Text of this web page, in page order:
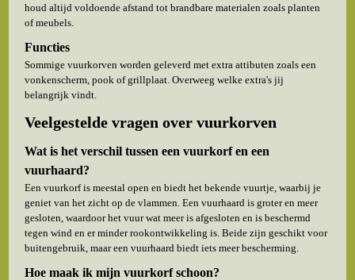
houd altijd voldoende afstand tot brandbare materialen zoals planten
of meubels.
Functies
Sommige vuurkorven worden geleverd met extra attibuten zoals een
vonkenscherm, pook of grillplaat. Overweeg welke extra's jij
belangrijk vindt.
Veelgestelde vragen over vuurkorven
Wat is het verschil tussen een vuurkorf en een
vuurhaard?
Een vuurkorf is meestal open en biedt het bekende vuurtje, waarbij je
geniet van het zicht op de vlammen. Een vuurhaard is groter en meer
gesloten, waardoor het vuur wat meer is afgesloten en is beschermd
tegen wind en er minder rookontwikkeling is. Beide zijn geschikt voor
buitengebruik, maar een vuurhaard biedt iets meer bescherming.
Hoe maak ik mijn vuurkorf schoon?